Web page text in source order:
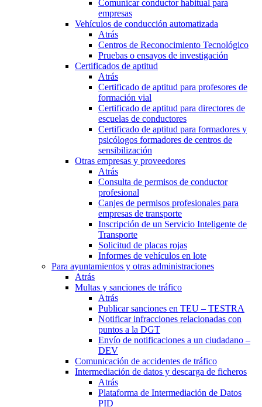
Comunicar conductor habitual para
empresas
Vehículos de conducción automatizada
Atrás
Centros de Reconocimiento Tecnológico
Pruebas o ensayos de investigación
Certificados de aptitud
Atrás
Certificado de aptitud para profesores de
formación vial
Certificado de aptitud para directores de
escuelas de conductores
Certificado de aptitud para formadores y
psicólogos formadores de centros de
sensibilización
Otras empresas y proveedores
Atrás
Consulta de permisos de conductor
profesional
Canjes de permisos profesionales para
empresas de transporte
Inscripción de un Servicio Inteligente de
Transporte
Solicitud de placas rojas
Informes de vehículos en lote
Para ayuntamientos y otras administraciones
Atrás
Multas y sanciones de tráfico
Atrás
Publicar sanciones en TEU – TESTRA
Notificar infracciones relacionadas con
puntos a la DGT
Envío de notificaciones a un ciudadano –
DEV
Comunicación de accidentes de tráfico
Intermediación de datos y descarga de ficheros
Atrás
Plataforma de Intermediación de Datos
PID